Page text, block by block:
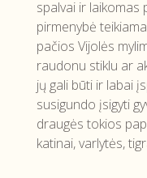
spalvai ir laikomas
pirmenybė
pačios Vijolės
raudonu stiklu ar
jų gali būti ir labai
susigundo įsigyti
draugės tokios
katinai, varlytės,